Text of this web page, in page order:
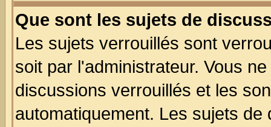
Que sont les sujets de
Les sujets verrouillés sont
soit par l'administrateur. Vous
discussions verrouillés et les
automatiquement. Les sujets